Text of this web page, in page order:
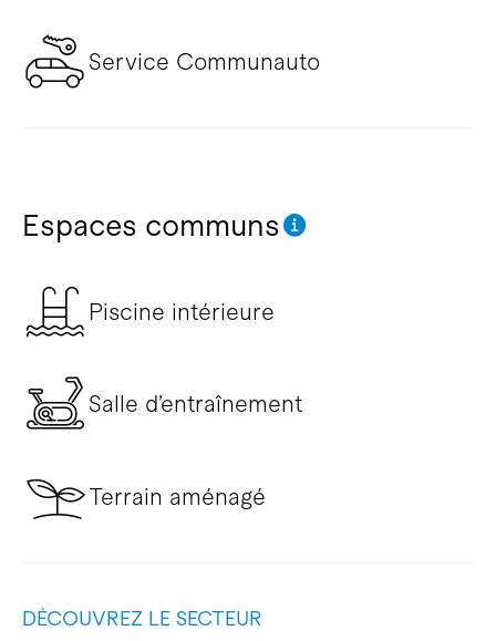
Service Communauto
Espaces communs
Piscine intérieure
Salle d’entraînement
Terrain aménagé
DÉCOUVREZ LE SECTEUR